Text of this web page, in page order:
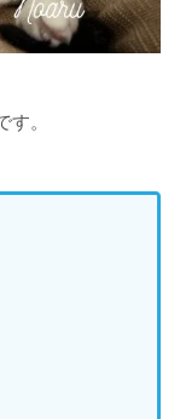
。